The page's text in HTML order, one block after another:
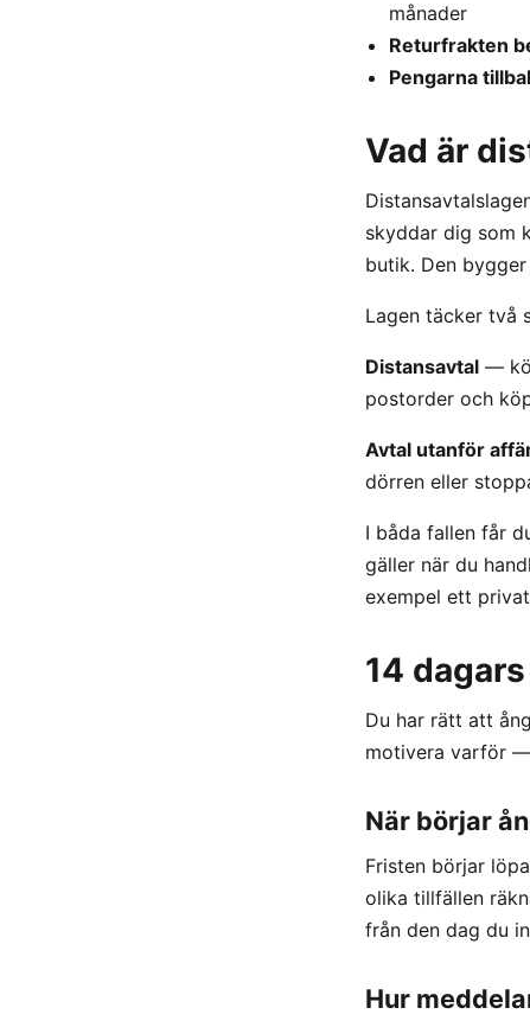
månader
Returfrakten
Pengarna
Vad är
skyddar dig som
butik. Den
Lagen täcker två
Distansavtal —
postorder och
Avtal utanför
dörren eller
I båda fallen får
gäller när du
exempel ett
14
Du har rätt att
motivera varför
När börjar
Fristen börjar
olika tillfällen
från den dag du
Hur